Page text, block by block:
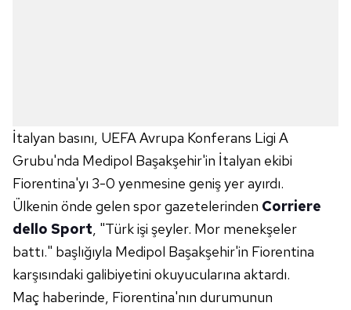
İtalyan basını, UEFA Avrupa Konferans Ligi A
Grubu'nda Medipol Başakşehir'in İtalyan ekibi
Fiorentina'yı 3-0 yenmesine geniş yer ayırdı.
Ülkenin önde gelen spor gazetelerinden Corriere
dello Sport, "Türk işi şeyler. Mor menekşeler
battı." başlığıyla Medipol Başakşehir'in Fiorentina
karşısındaki galibiyetini okuyucularına aktardı.
Maç haberinde, Fiorentina'nın durumunun